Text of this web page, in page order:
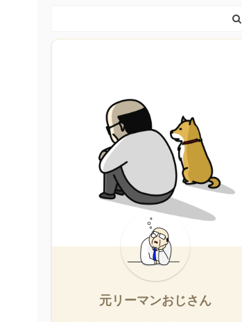
元リーマンおじさん